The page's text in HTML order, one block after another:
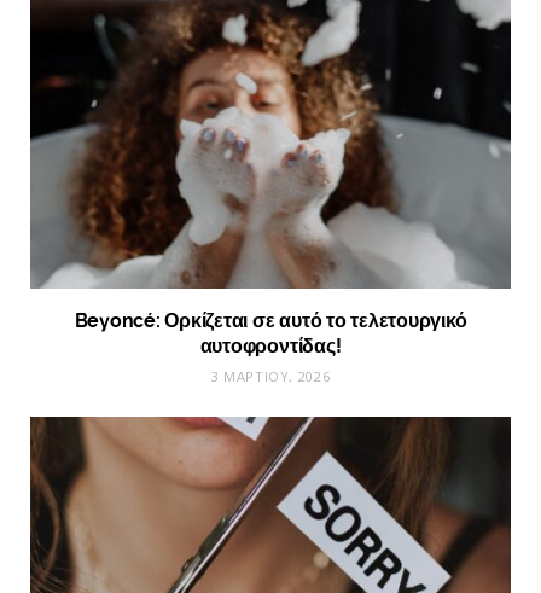
Beyoncé: Ορκίζεται σε αυτό το τελετουργικό
αυτοφροντίδας!
3 ΜΑΡΤΊΟΥ, 2026